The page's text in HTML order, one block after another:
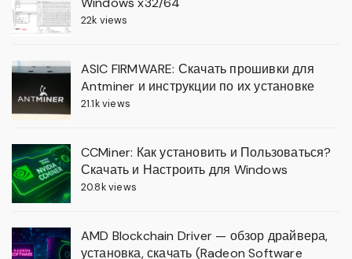
22k views
ASIC FIRMWARE: Скачать прошивки для
Antminer и инструкции по их установке
21.1k views
CCMiner: Как установить и Пользоваться?
Скачать и Настроить для Windows
20.8k views
AMD Blockchain Driver — обзор драйвера,
установка, скачать (Radeon Software